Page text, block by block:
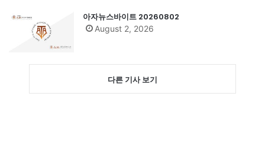
아자뉴스바이트 20260802
August 2, 2026
다른 기사 보기